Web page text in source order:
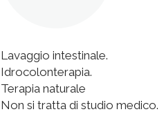
Lavaggio intestinale.
Idrocolonterapia.
Terapia naturale
Non si tratta di studio medico.